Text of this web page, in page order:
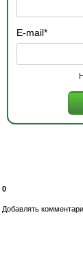
E-mail*
0
Добавлять